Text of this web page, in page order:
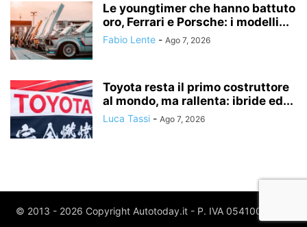
Le youngtimer che hanno battuto
oro, Ferrari e Porsche: i modelli...
Fabio Lente - Ago 7, 2026
Toyota resta il primo costruttore
al mondo, ma rallenta: ibride ed...
Luca Tassi - Ago 7, 2026
© 2013 - 2026 Copyright Autotoday.it - P. IVA 05410020969